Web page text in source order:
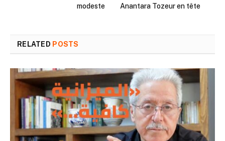
modeste
Anantara Tozeur en tête
RELATED POSTS